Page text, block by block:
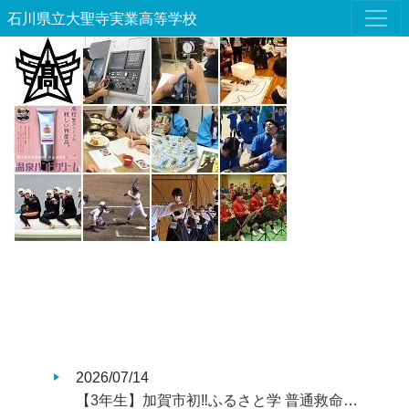
石川県立大聖寺実業高等学校
2026/07/14
【3年生】加賀市初‼ふるさと学 普通救命講習14名認定‼